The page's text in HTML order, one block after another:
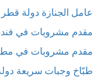
عامل الجنازة دولة قطر
مقدم مشروبات في
مقدم مشروبات في
طبّاخ وجبات سريعة